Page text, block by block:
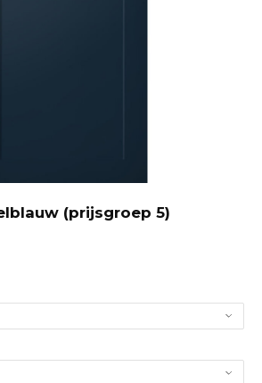
(prijsgroep 5)